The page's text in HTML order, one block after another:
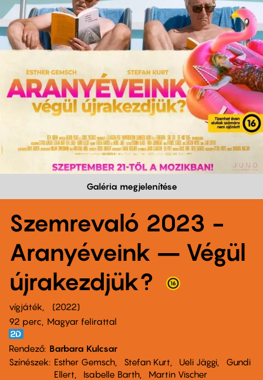
Galéria megjelenítése
Szemrevaló 2023 -
Aranyéveink – Végül
újrakezdjük?
vígjáték
2022
92 perc,
Magyar felirattal
Rendező Barbara Kulcsar
Színészek
Esther Gemsch Stefan Kurt Ueli Jäggi
Gundi
Ellert
Isabelle Barth Martin Vischer